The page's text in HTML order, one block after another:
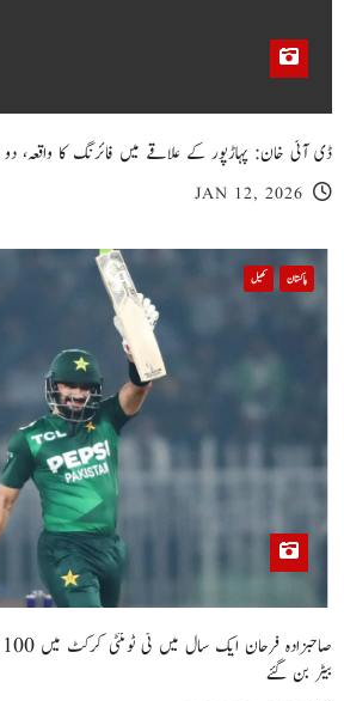
ڈی آئی خان: پہاڑپور کے علاقے میں فائرنگ کا واقعہ، دو
JAN 12, 2026
پاکستان کھیل
بیٹر بن گئے